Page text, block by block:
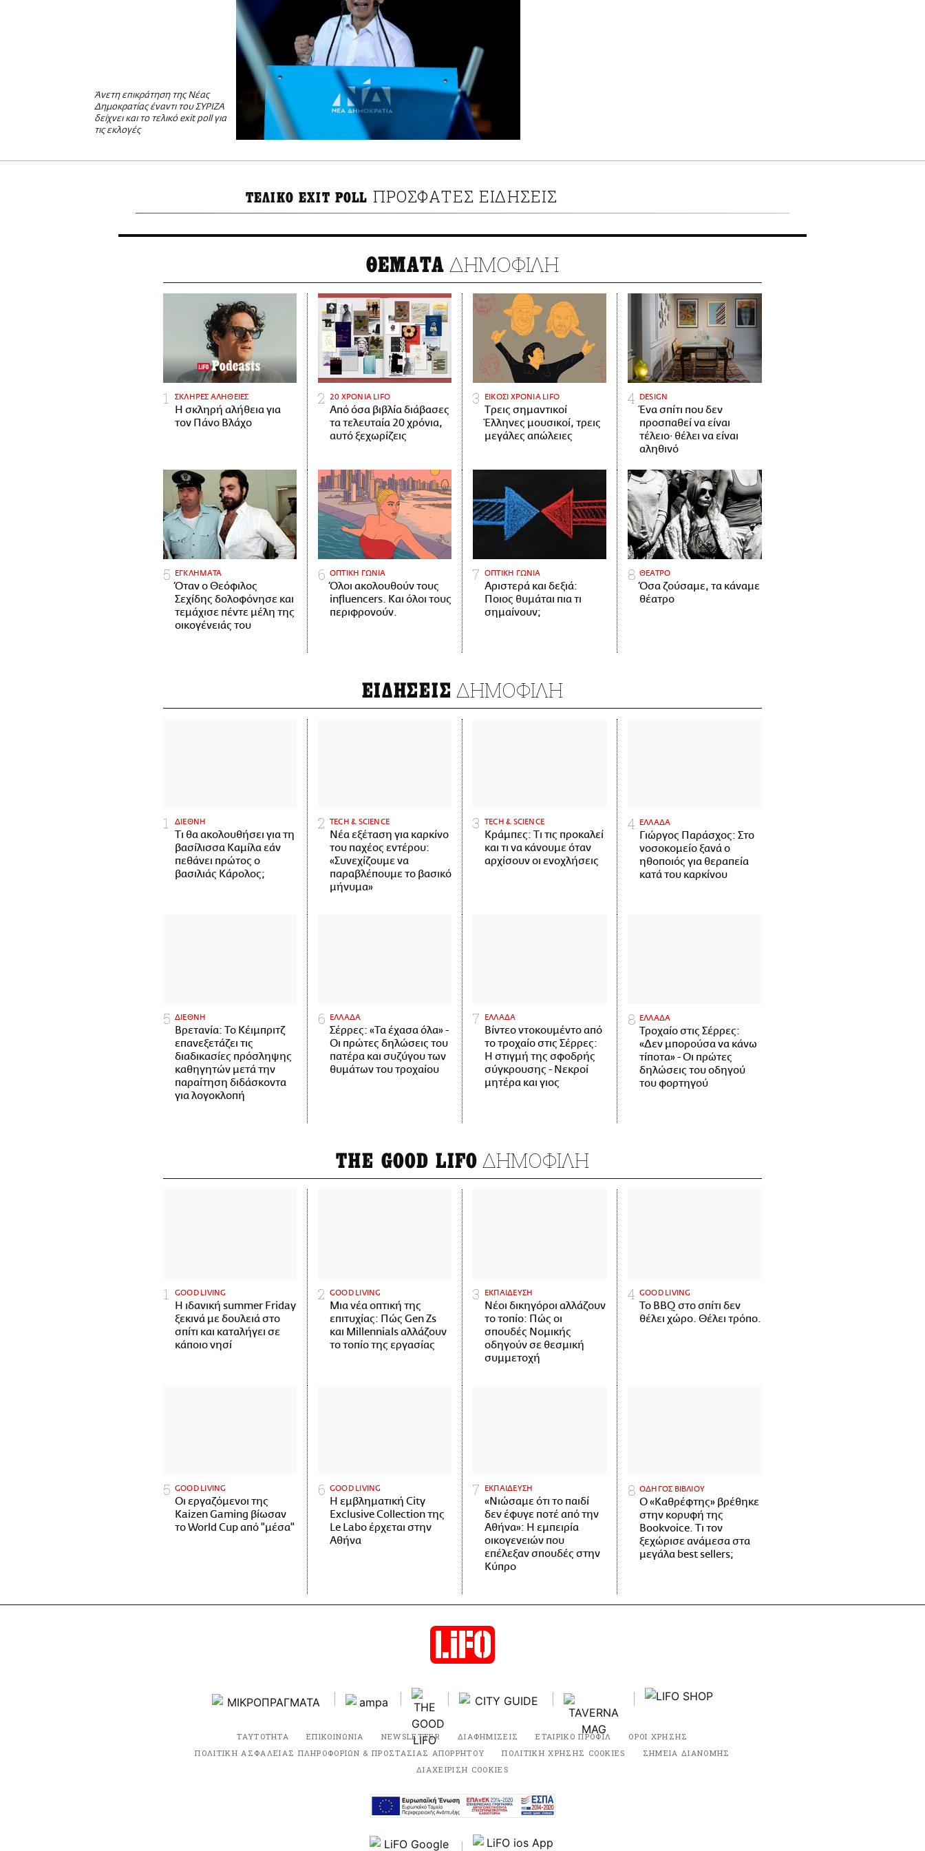
Άνετη επικράτηση της Νέας
Δημοκρατίας έναντι του ΣΥΡΙΖΑ
δείχνει και το τελικό exit poll για
τις εκλογές
ΤΕΛΙΚΟ EXIT POLL ΠΡΟΣΦΑΤΕΣ ΕΙΔΗΣΕΙΣ
ΘΕΜΑΤΑ ΔΗΜΟΦΙΛΗ
ΣΚΛΗΡΕΣ ΑΛΗΘΕΙΕΣ
H σκληρή αλήθεια για
τον Πάνο Βλάχο
20 ΧΡΟΝΙΑ LIFO
Από όσα βιβλία διάβασες
τα τελευταία 20 χρόνια,
αυτό ξεχωρίζεις
ΕΙΚΟΣΙ ΧΡΟΝΙΑ LIFO
Tρεις σημαντικοί
Έλληνες μουσικοί, τρεις
μεγάλες απώλειες
DESIGN
Ένα σπίτι που δεν
προσπαθεί να είναι
τέλειο· θέλει να είναι
αληθινό
ΕΓΚΛΗΜΑΤΑ
Όταν ο Θεόφιλος
Σεχίδης δολοφόνησε και
τεμάχισε πέντε μέλη της
οικογένειάς του
ΟΠΤΙΚΗ ΓΩΝΙΑ
Όλοι ακολουθούν τους
influencers. Και όλοι τους
περιφρονούν.
ΟΠΤΙΚΗ ΓΩΝΙΑ
Αριστερά και δεξιά:
Ποιος θυμάται πια τι
σημαίνουν;
ΘΕΑΤΡΟ
Όσα ζούσαμε, τα κάναμε
θέατρο
ΕΙΔΗΣΕΙΣ ΔΗΜΟΦΙΛΗ
ΔΙΕΘΝΗ
Τι θα ακολουθήσει για τη
βασίλισσα Καμίλα εάν
πεθάνει πρώτος ο
βασιλιάς Κάρολος;
ΤECH & SCIENCE
Νέα εξέταση για καρκίνο
του παχέος εντέρου:
«Συνεχίζουμε να
παραβλέπουμε το βασικό
μήνυμα»
ΤECH & SCIENCE
Κράμπες: Τι τις προκαλεί
και τι να κάνουμε όταν
αρχίσουν οι ενοχλήσεις
ΕΛΛΑΔΑ
Γιώργος Παράσχος: Στο
νοσοκομείο ξανά ο
ηθοποιός για θεραπεία
κατά του καρκίνου
ΔΙΕΘΝΗ
Βρετανία: Το Κέιμπριτζ
επανεξετάζει τις
διαδικασίες πρόσληψης
καθηγητών μετά την
παραίτηση διδάσκοντα
για λογοκλοπή
ΕΛΛΑΔΑ
Σέρρες: «Τα έχασα όλα» -
Οι πρώτες δηλώσεις του
πατέρα και συζύγου των
θυμάτων του τροχαίου
ΕΛΛΑΔΑ
Βίντεο ντοκουμέντο από
το τροχαίο στις Σέρρες:
Η στιγμή της σφοδρής
σύγκρουσης - Νεκροί
μητέρα και γιος
ΕΛΛΑΔΑ
Τροχαίο στις Σέρρες:
«Δεν μπορούσα να κάνω
τίποτα» - Οι πρώτες
δηλώσεις του οδηγού
του φορτηγού
THE GOOD LIFO ΔΗΜΟΦΙΛΗ
GOOD LIVING
Η ιδανική summer Friday
ξεκινά με δουλειά στο
σπίτι και καταλήγει σε
κάποιο νησί
GOOD LIVING
Μια νέα οπτική της
επιτυχίας: Πώς Gen Zs
και Millennials αλλάζουν
το τοπίο της εργασίας
ΕΚΠΑΙΔΕΥΣΗ
Νέοι δικηγόροι αλλάζουν
το τοπίο: Πώς οι
σπουδές Νομικής
οδηγούν σε θεσμική
συμμετοχή
GOOD LIVING
Το BBQ στο σπίτι δεν
θέλει χώρο. Θέλει τρόπο.
GOOD LIVING
Οι εργαζόμενοι της
Kaizen Gaming βίωσαν
το World Cup από "μέσα"
GOOD LIVING
Η εμβληματική City
Exclusive Collection της
Le Labo έρχεται στην
Αθήνα
ΕΚΠΑΙΔΕΥΣΗ
«Νιώσαμε ότι το παιδί
δεν έφυγε ποτέ από την
Αθήνα»: Η εμπειρία
οικογενειών που
επέλεξαν σπουδές στην
Κύπρο
ΟΔΗΓΟΣ ΒΙΒΛΙΟΥ
Ο «Καθρέφτης» βρέθηκε
στην κορυφή της
Bookvoice. Τι τον
ξεχώρισε ανάμεσα στα
μεγάλα best sellers;
ΤΑΥΤΟΤΗΤΑ ΕΠΙΚΟΙΝΩΝΙΑ NEWSLETTER ΔΙΑΦΗΜΙΣΕΙΣ ΕΤΑΙΡΙΚΟ ΠΡΟΦΙΛ
ΟΡΟΙ ΧΡΗΣΗΣ
ΠΟΛΙΤΙΚΗ ΑΣΦΑΛΕΙΑΣ ΠΛΗΡΟΦΟΡΙΩΝ & ΠΡΟΣΤΑΣΙΑΣ ΑΠΟΡΡΗΤΟΥ
ΠΟΛΙΤΙΚΗ ΧΡΗΣΗΣ COOKIES
ΣΗΜΕΙΑ ΔΙΑΝΟΜΗΣ
ΔΙΑΧΕΙΡΙΣΗ COOKIES